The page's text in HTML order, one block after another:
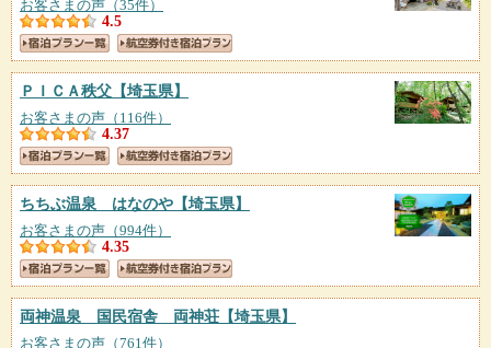
お客さまの声（35件）
4.5
ＰＩＣＡ秩父 【埼玉県】
お客さまの声（116件）
4.37
ちちぶ温泉 はなのや 【埼玉県】
お客さまの声（994件）
4.35
両神温泉 国民宿舎 両神荘 【埼玉県】
お客さまの声（761件）